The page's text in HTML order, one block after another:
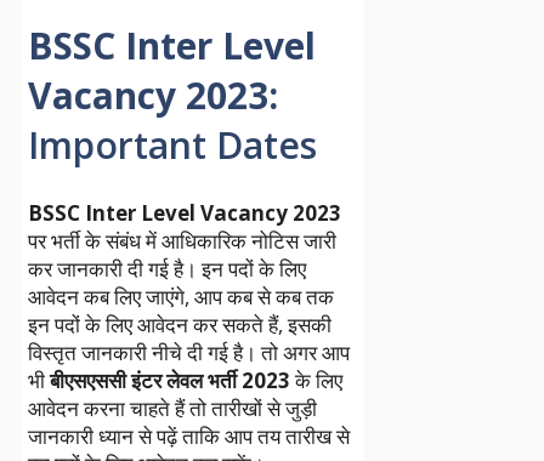
BSSC Inter Level
Vacancy 2023:
Important Dates
BSSC Inter Level Vacancy 2023
पर भर्ती के संबंध में आधिकारिक नोटिस जारी
कर जानकारी दी गई है। इन पदों के लिए
आवेदन कब लिए जाएंगे, आप कब से कब तक
इन पदों के लिए आवेदन कर सकते हैं, इसकी
विस्तृत जानकारी नीचे दी गई है। तो अगर आप
भीबीएसएससी इंटर लेवल भर्ती 2023के लिए
आवेदन करना चाहते हैं तो तारीखों से जुड़ी
जानकारी ध्यान से पढ़ें ताकि आप तय तारीख से